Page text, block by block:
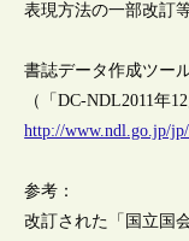
表現方法の一部改訂
書誌データ作成ツー
（「DC-NDL2011年
http://www.ndl.go.jp/
参考：
改訂された「国立国